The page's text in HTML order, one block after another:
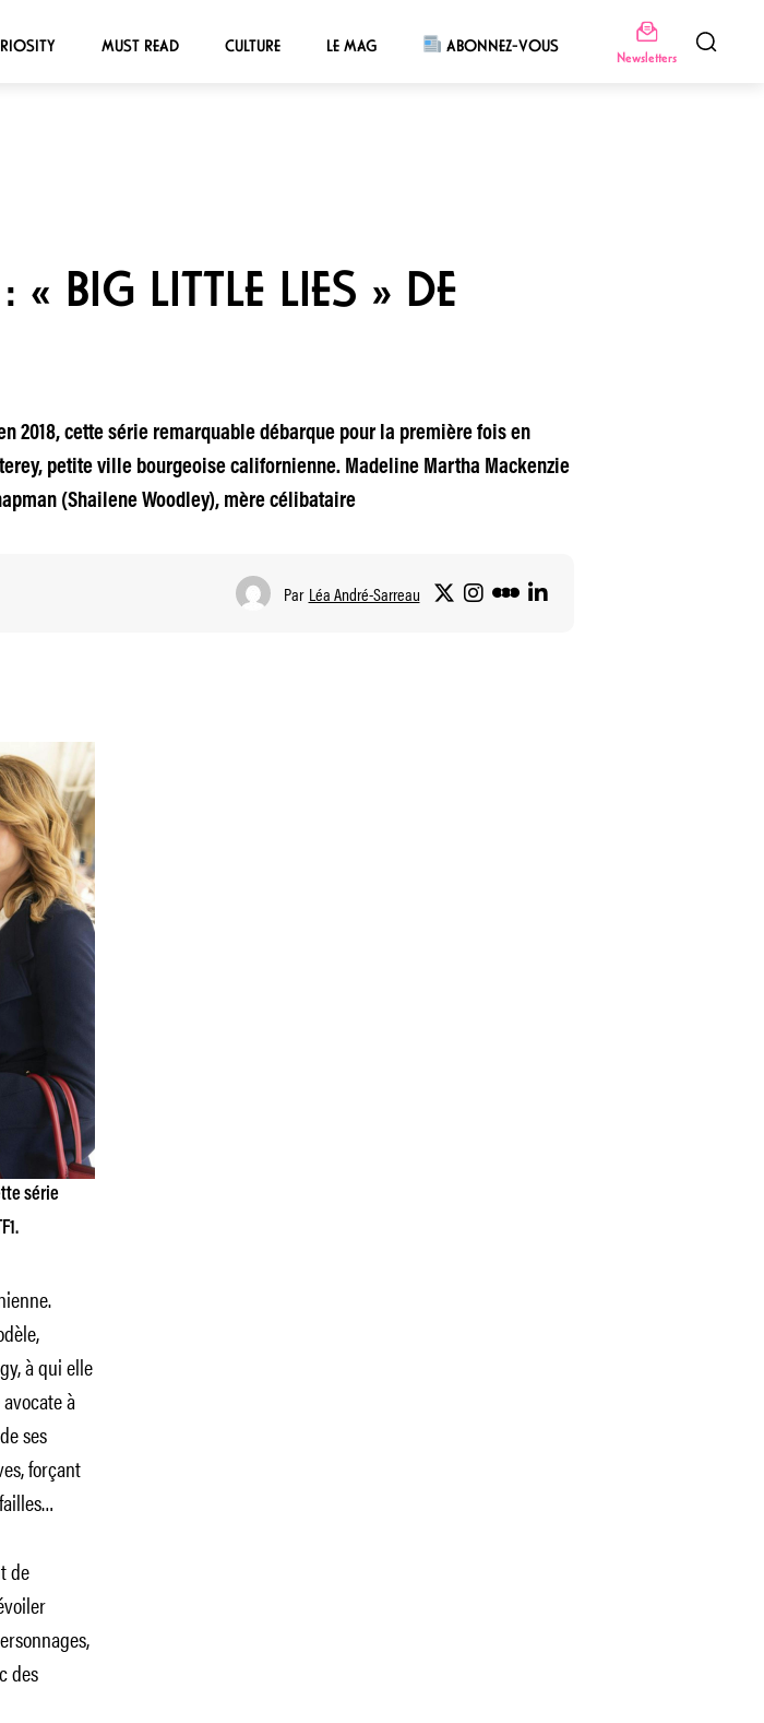
MUST READ CULTURE LE MAG ABONNEZ-VOUS
Newsletters
BIG LITTLE LIES » DE
2018, cette série remarquable débarque pour la première fois en
petite ville bourgeoise californienne. Madeline Martha Mackenzie
(Shailene Woodley), mère célibataire
Par Léa André-Sarreau
série
à qui elle
à
ses
forçant
de
des